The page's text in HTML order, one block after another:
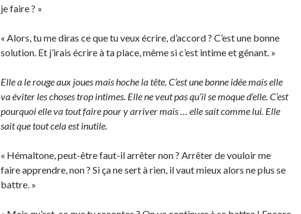
je faire ? »
« Alors, tu me diras ce que tu veux écrire, d’accord ? C’est une bonne
solution. Et j’irais écrire à ta place, même si c’est intime et gênant. »
Elle a le rouge aux joues mais hoche la tête. C’est une bonne idée mais elle
va éviter les choses trop intimes. Elle ne veut pas qu’il se moque d’elle. C’est
pourquoi elle va tout faire pour y arriver mais … elle sait comme lui. Elle
sait que tout cela est inutile.
« Hémaltone, peut-être faut-il arrêter non ? Arrêter de vouloir me
faire apprendre, non ? Si ça ne sert à rien, il vaut mieux alors ne plus se
battre. »